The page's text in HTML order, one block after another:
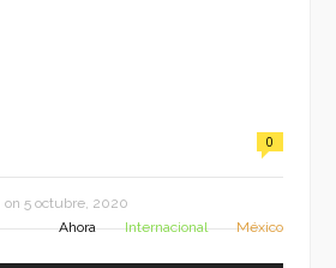
0
on 5 octubre, 2020
Ahora
Internacional México